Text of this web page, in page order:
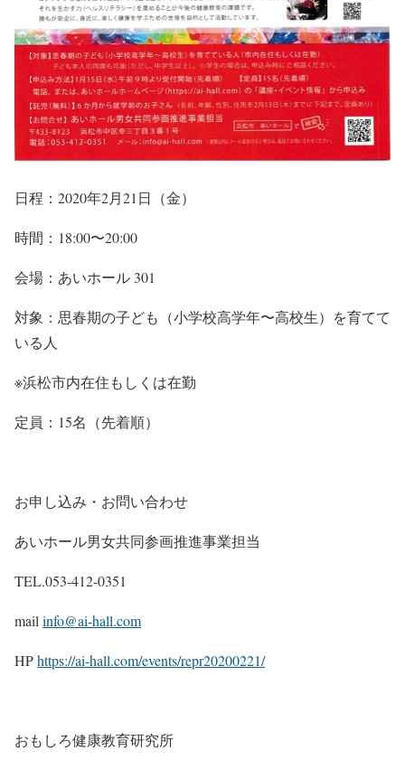
日程：2020年2月21日（金）
時間：18:00〜20:00
会場：あいホール 301
対象：思春期の子ども（小学校高学年〜高校生）を育てて
いる人
※浜松市内在住もしくは在勤
定員：15名（先着順）
お申し込み・お問い合わせ
あいホール男女共同参画推進事業担当
TEL.053-412-0351
mail info@ai-hall.com
HPhttps://ai-hall.com/events/repr20200221/
おもしろ健康教育研究所